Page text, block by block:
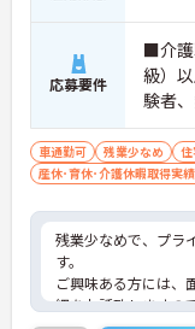
応募要件
■介護
級）
験者
車通勤可 残業少なめ
産休･育休･介護休暇取得実
残業少なめで、プラ
す。
ご興味ある方には、
細をお話致しますの